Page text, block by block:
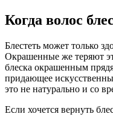
Когда волос
Блестеть может только
Окрашенные же теряют
блеска окрашенным
придающее
это не натурально и со
Если хочется вернуть